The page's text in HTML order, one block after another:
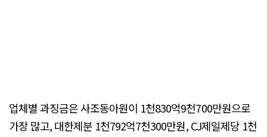
업체별 과징금은 사조동아원이 1천830억9천700만원으로
가장 많고, 대한제분 1천792억7천300만원, CJ제일제당 1천